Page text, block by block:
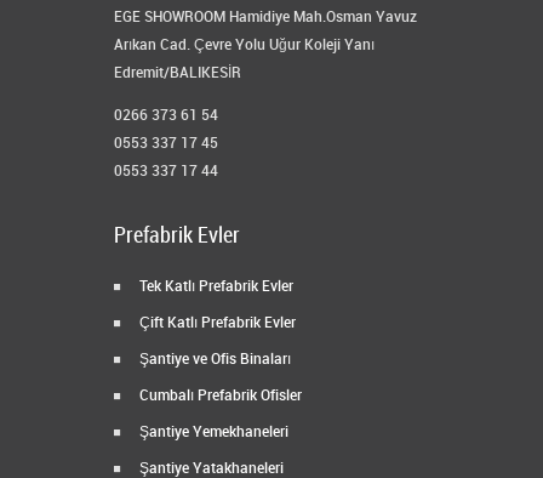
EGE SHOWROOM Hamidiye Mah.Osman Yavuz
Arıkan Cad. Çevre Yolu Uğur Koleji Yanı
Edremit/BALIKESİR
0266 373 61 54
0553 337 17 45
0553 337 17 44
Prefabrik Evler
Tek Katlı Prefabrik Evler
Çift Katlı Prefabrik Evler
Şantiye ve Ofis Binaları
Cumbalı Prefabrik Ofisler
Şantiye Yemekhaneleri
Şantiye Yatakhaneleri